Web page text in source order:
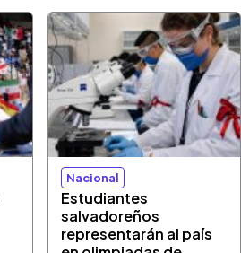
Nacional
Estudiantes
salvadoreños
representarán al país